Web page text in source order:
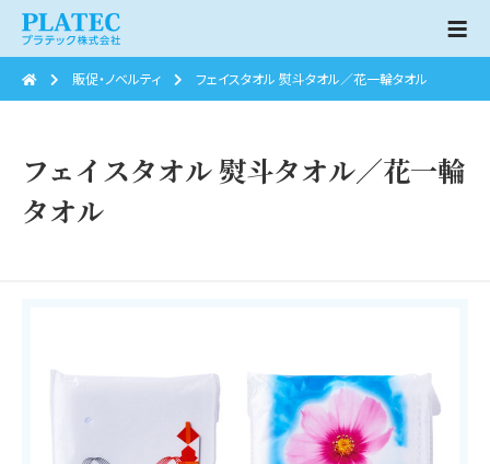
販促・ノベルティ フェイスタオル 熨斗タオル／花一輪タオル
フェイスタオル 熨斗タオル／花一輪
タオル